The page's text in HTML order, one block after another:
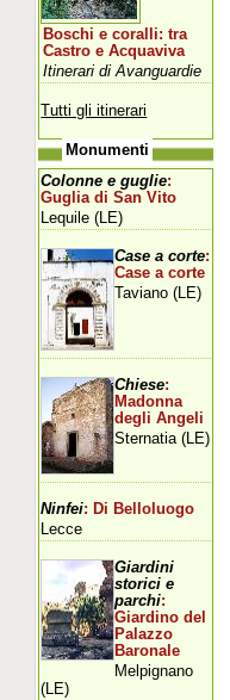
Boschi e coralli: tra
Castro e Acquaviva
Itinerari di Avanguardie
Tutti gli itinerari
Monumenti
Colonne e guglie:
Guglia di San Vito
Lequile (LE)
Case a corte:
Case a corte
Taviano (LE)
Chiese:
Madonna
degli Angeli
Sternatia (LE)
Ninfei: Di Belloluogo
Lecce
Giardini
storici e
parchi:
Giardino del
Palazzo
Baronale
Melpignano
(LE)